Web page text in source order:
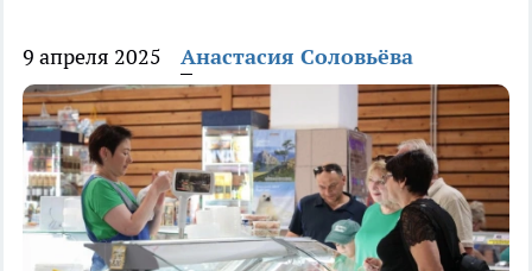
9 апреля 2025 Анастасия Соловьёва